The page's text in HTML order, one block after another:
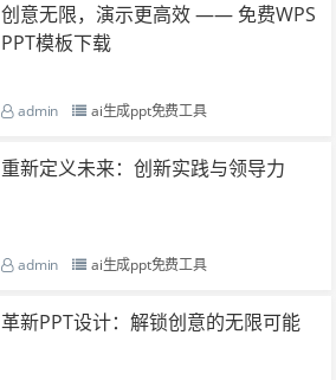
创意无限，演示更高效 —— 免费WPS
PPT模板下载
admin ai生成ppt免费工具
重新定义未来：创新实践与领导力
admin ai生成ppt免费工具
革新PPT设计：解锁创意的无限可能